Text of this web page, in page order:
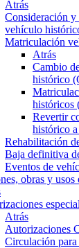
Atrás
Consideración y
vehículo
Matriculación
Atrás
Cambio
histórico
históricos
Revertir
histórico
Rehabilitación
Baja definitiva
Eventos de
obras y usos
Atrás
Autorizaciones
Circulación para